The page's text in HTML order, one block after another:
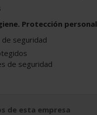
Protección personal
seguridad
de seguridad
de esta empresa